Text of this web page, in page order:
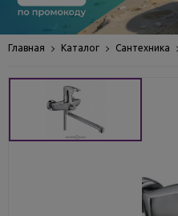
Главная Каталог Сантехника